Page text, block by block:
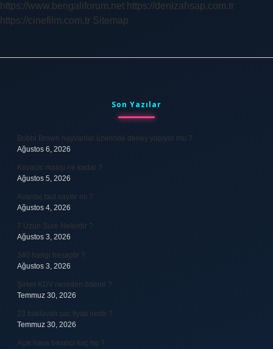
https://www.bengaliforum.net https://denizahsap.com.tr
https://cinefilm.com.tr Sitemap
Son Yazılar
Bobbi Brown hayvanlar üzerinde deney yapıyor mu ?
Ağustos 6, 2026
Kovacic maaşı ne kadar ?
Ağustos 5, 2026
Avantaj faul sayılır mı ?
Ağustos 4, 2026
7 Uzun Sure Nelerdir ?
Ağustos 3, 2026
340 hangi hesaptır ?
Ağustos 3, 2026
Şirket KDV nereden ödenir ?
Temmuz 30, 2026
23 baklavalı sac fiyatı nedir ?
Temmuz 30, 2026
Açık hava basıncı kaç hg ?